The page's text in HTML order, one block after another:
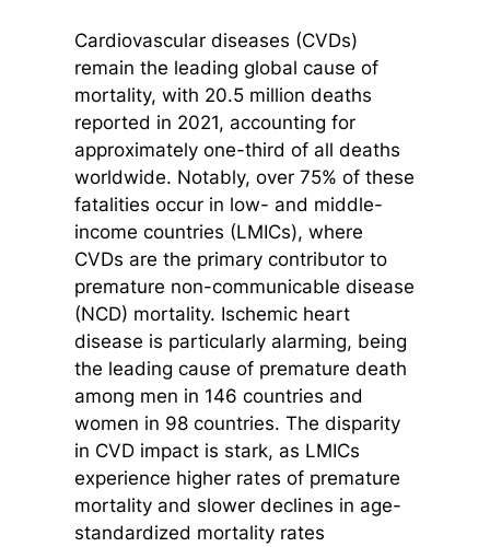
Cardiovascular diseases (CVDs)
remain the leading global cause of
mortality, with 20.5 million deaths
reported in 2021, accounting for
approximately one-third of all deaths
worldwide. Notably, over 75% of these
fatalities occur in low- and middle-
income countries (LMICs), where
CVDs are the primary contributor to
premature non-communicable disease
(NCD) mortality. Ischemic heart
disease is particularly alarming, being
the leading cause of premature death
among men in 146 countries and
women in 98 countries. The disparity
in CVD impact is stark, as LMICs
experience higher rates of premature
mortality and slower declines in age-
standardized mortality rates